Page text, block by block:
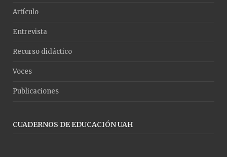
Artículo
Entrevista
Recurso didáctico
Voces
Publicaciones
CUADERNOS DE EDUCACIÓN UAH